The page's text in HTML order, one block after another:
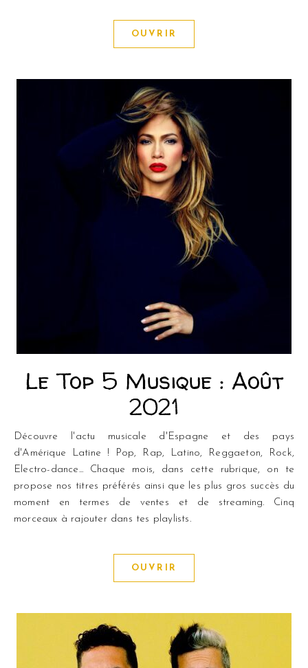
OUVRIR
Le Top 5 Musique : Août
2021
Découvre l'actu musicale d'Espagne et des pays
d'Amérique Latine ! Pop, Rap, Latino, Reggaeton, Rock,
Electro-dance... Chaque mois, dans cette rubrique, on te
propose nos titres préférés ainsi que les plus gros succès du
moment en termes de ventes et de streaming. Cinq
morceaux à rajouter dans tes playlists.
OUVRIR